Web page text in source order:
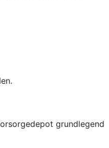
grundlegend